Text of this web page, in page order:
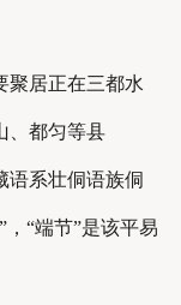
居正在三都水
、都匀等县
语系壮侗语族侗
“端节”是该平易